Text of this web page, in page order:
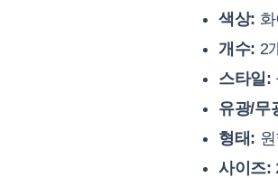
색상:
개수: 2
스타일:
유광/무
형태:
사이즈: